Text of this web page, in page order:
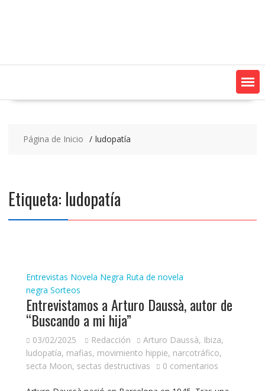
Página de Inicio ludopatía
Etiqueta: ludopatía
Entrevistas Novela Negra Ruta de novela
negra Sorteos
Entrevistamos a Arturo Daussà, autor de
“Buscando a mi hija”
03/02/2025 Redacción Arturo Daussà, Ibiza,
ludopatía, mafias, movimiento hippie, narcotráfico,
secta Moon, sectas destructivas 0 comentarios